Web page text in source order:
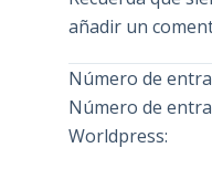
añadir un
Número de
Número de
Worldpress: